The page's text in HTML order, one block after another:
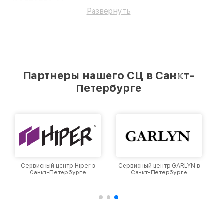
Развернуть
Партнеры нашего СЦ в Санкт-
Петербурге
Сервисный центр Hiper в
Санкт-Петербурге
Сервисный центр GARLYN в
Санкт-Петербурге